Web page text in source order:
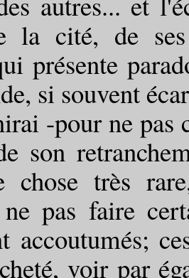
la cité, de
présente
si souvent
ne pas
son
chose très
pas faire
accoutumés;
voir par